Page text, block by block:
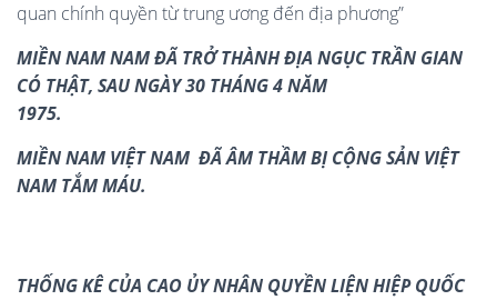
quan chính quyền từ trung ương đến địa phương”
MIỀN NAM NAM ĐÃ TRỞ THÀNH ĐỊA NGỤC TRẦN GIAN
CÓ THẬT, SAU NGÀY 30 THÁNG 4 NĂM
1975.
MIỀN NAM VIỆT NAM ĐÃ ÂM THẦM BỊ CỘNG SẢN VIỆT
NAM TẮM MÁU.
THỐNG KÊ CỦA CAO ỦY NHÂN QUYỀN LIỆN HIỆP QUỐC